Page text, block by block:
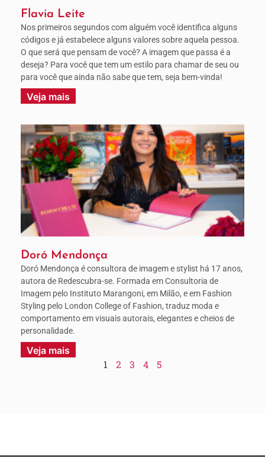
Flavia Leite
Nos primeiros segundos com alguém você identifica alguns
códigos e já estabelece alguns valores sobre aquela pessoa.
O que será que pensam de você? A imagem que passa é a
deseja? Para você que tem um estilo para chamar de seu ou
para você que ainda não sabe que tem, seja bem-vinda!
Veja mais
Doró Mendonça
Doró Mendonça é consultora de imagem e stylist há 17 anos,
autora de Redescubra-se. Formada em Consultoria de
Imagem pelo Instituto Marangoni, em Milão, e em Fashion
Styling pelo London College of Fashion, traduz moda e
comportamento em visuais autorais, elegantes e cheios de
personalidade.
Veja mais
1 2 3 4 5